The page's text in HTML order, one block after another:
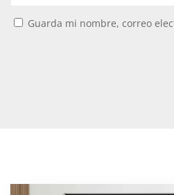
Guarda mi nombre, correo